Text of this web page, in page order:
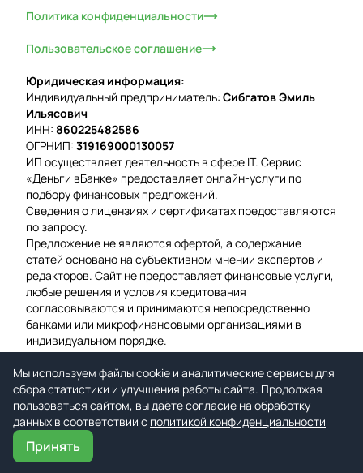
Мы используем файлы cookie и аналитические сервисы для
сбора статистики и улучшения работы сайта. Продолжая
пользоваться сайтом, вы даёте согласие на обработку
данных в соответствии с политикой конфиденциальности
Принять
Политика конфиденциальности
Пользовательское соглашение
Юридическая информация:
Индивидуальный предприниматель: Сибгатов Эмиль
Ильясович
ИНН: 860225482586
ОГРНИП: 319169000130057
ИП осуществляет деятельность в сфере IT. Сервис
«Деньги вБанке» предоставляет онлайн-услуги по
подбору финансовых предложений.
Сведения о лицензиях и сертификатах предоставляются
по запросу.
Предложение не являются офертой, а содержание
статей основано на субъективном мнении экспертов и
редакторов. Сайт не предоставляет финансовые услуги,
любые решения и условия кредитования
согласовываются и принимаются непосредственно
банками или микрофинансовыми организациями в
индивидуальном порядке.
Вероятность одобрения рассчитывается на основе
среднего значения подтвержденных заявок за
предыдущую неделю.
Мы используем файлы cookie для гарантии удобства и
улучшения работы сайта.